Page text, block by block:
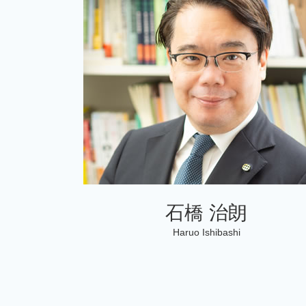
相続税 申告漏れ
相続税 還付金 いつ
相続税 申告 必要書類
税務相談 どこまで
税理士 記帳代行とは
会社設立
個人 確定申告必要書類
石橋 治朗
Haruo Ishibashi